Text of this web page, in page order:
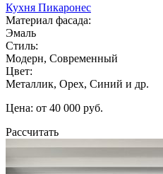
Кухня Пикаронес
Материал фасада:
Эмаль
Стиль:
Модерн, Современный
Цвет:
Металлик, Орех, Синий и др.
Цена: от 40 000 руб.
Рассчитать